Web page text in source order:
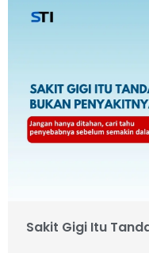
Sakit Gigi Itu